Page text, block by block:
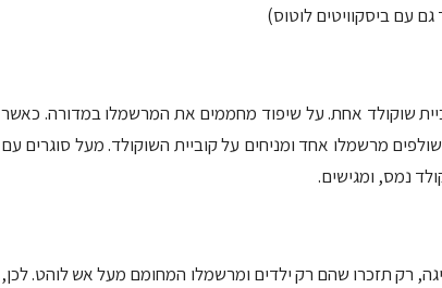
עם ביסקוויטים לוטוס)
שוקולד אחת. על שיפוד מחממים את המרשמלו במדורה. כאשר
מרשמלו אחד ומניחים על קוביית השוקולד. מעל סוגרים עם
נמס, ומגישים.
רק תזכרו שהם רק ילדים ומרשמלו המחומם מעל אש לוהט. לכן,